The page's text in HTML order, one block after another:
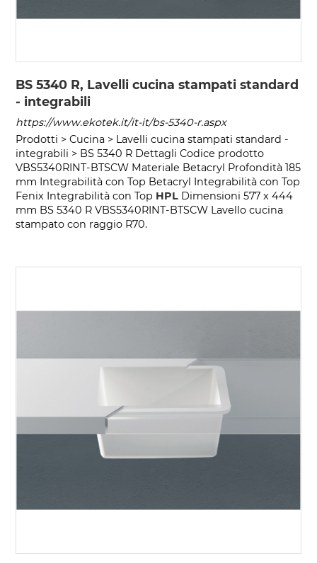
BS 5340 R, Lavelli cucina stampati standard
- integrabili
https://www.ekotek.it/it-it/bs-5340-r.aspx
Prodotti > Cucina > Lavelli cucina stampati standard -
integrabili > BS 5340 R Dettagli Codice prodotto
VBS5340RINT-BTSCW Materiale Betacryl Profondità 185
mm Integrabilità con Top Betacryl Integrabilità con Top
Fenix Integrabilità con Top HPL Dimensioni 577 x 444
mm BS 5340 R VBS5340RINT-BTSCW Lavello cucina
stampato con raggio R70.